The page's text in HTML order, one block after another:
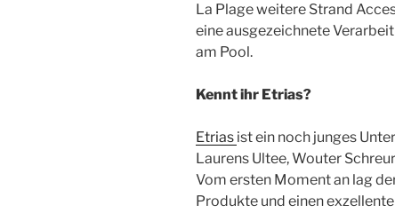
La Plage weitere Strand
eine ausgezeichnete
am Pool.
Kennt ihr Etrias?
Etrias ist ein noch junges
Laurens Ultee, Wouter
Vom ersten Moment an lag
Produkte und einen